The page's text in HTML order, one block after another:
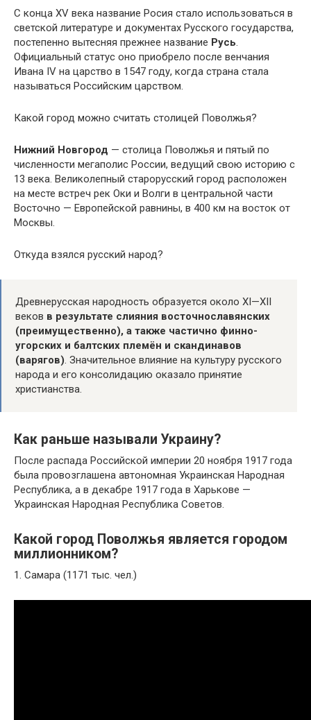
С конца XV века название Росия стало использоваться в
светской литературе и документах Русского государства,
постепенно вытесняя прежнее название Русь.
Официальный статус оно приобрело после венчания
Ивана IV на царство в 1547 году, когда страна стала
называться Российским царством.
Какой город можно считать столицей Поволжья?
Нижний Новгород — столица Поволжья и пятый по
численности мегаполис России, ведущий свою историю с
13 века. Великолепный старорусский город расположен
на месте встреч рек Оки и Волги в центральной части
Восточно — Европейской равнины, в 400 км на восток от
Москвы.
Откуда взялся русский народ?
Древнерусская народность образуется около XI—XII
веков в результате слияния восточнославянских
(преимущественно), а также частично финно-
угорских и балтских племён и скандинавов
(варягов). Значительное влияние на культуру русского
народа и его консолидацию оказало принятие
христианства.
Как раньше называли Украину?
После распада Российской империи 20 ноября 1917 года
была провозглашена автономная Украинская Народная
Республика, а в декабре 1917 года в Харькове —
Украинская Народная Республика Советов.
Какой город Поволжья является городом
миллионником?
1. Самара (1171 тыс. чел.)